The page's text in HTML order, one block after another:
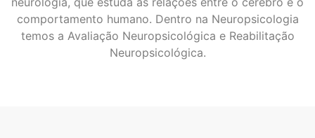
comportamento humano. Dentro na Neuropsicologia
temos a Avaliação Neuropsicológica e Reabilitação
Neuropsicológica.